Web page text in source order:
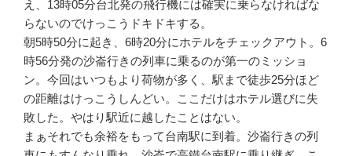
え、13時05分台北発の飛行機には確実に乗らなければな
らないのでけっこうドキドキする。
朝5時50分に起き、6時20分にホテルをチェックアウト。6
時56分発の沙崙行きの列車に乗るのが第一のミッショ
ン。今回はいつもより荷物が多く、駅まで徒歩25分ほど
の距離はけっこうしんどい。ここだけはホテル選びに失
敗した。やはり駅近に越したことはない。
まぁそれでも余裕をもって台南駅に到着。沙崙行きの列